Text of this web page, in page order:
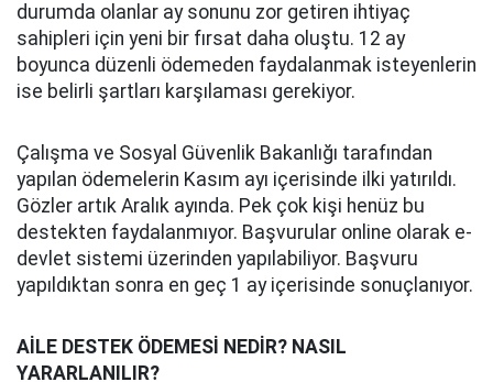
durumda olanlar ay sonunu zor getiren ihtiyaç
sahipleri için yeni bir fırsat daha oluştu. 12 ay
boyunca düzenli ödemeden faydalanmak isteyenlerin
ise belirli şartları karşılaması gerekiyor.
Çalışma ve Sosyal Güvenlik Bakanlığı tarafından
yapılan ödemelerin Kasım ayı içerisinde ilki yatırıldı.
Gözler artık Aralık ayında. Pek çok kişi henüz bu
destekten faydalanmıyor. Başvurular online olarak e-
devlet sistemi üzerinden yapılabiliyor. Başvuru
yapıldıktan sonra en geç 1 ay içerisinde sonuçlanıyor.
AİLE DESTEK ÖDEMESİ NEDİR? NASIL
YARARLANILIR?